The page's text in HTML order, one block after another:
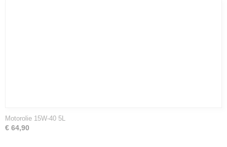
Motorolie 15W-40 5L
€ 64,90